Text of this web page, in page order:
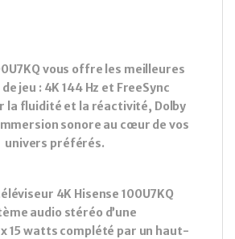
vous offre les meilleures
jeu : 4K 144 Hz et FreeSync
la fluidité et la réactivité, Dolby
sonore au cœur de vos
univers préférés.
4K Hisense 100U7KQ
audio stéréo d’une
x 15 watts complété par un haut-